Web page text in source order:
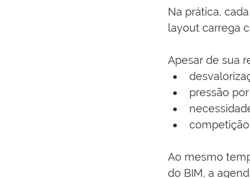
Na prática,
layout carrega
Apesar de sua
pressão
Ao mesmo
do BIM, a